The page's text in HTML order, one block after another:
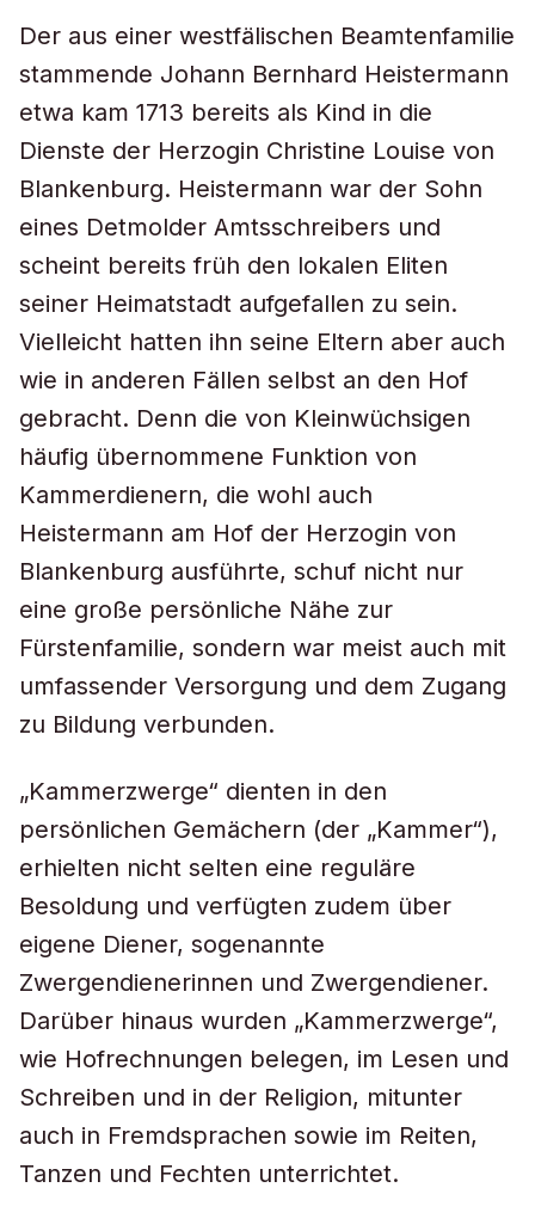
Der aus einer westfälischen Beamtenfamilie
stammende Johann Bernhard Heistermann
etwa kam 1713 bereits als Kind in die
Dienste der Herzogin Christine Louise von
Blankenburg. Heistermann war der Sohn
eines Detmolder Amtsschreibers und
scheint bereits früh den lokalen Eliten
seiner Heimatstadt aufgefallen zu sein.
Vielleicht hatten ihn seine Eltern aber auch
wie in anderen Fällen selbst an den Hof
gebracht. Denn die von Kleinwüchsigen
häufig übernommene Funktion von
Kammerdienern, die wohl auch
Heistermann am Hof der Herzogin von
Blankenburg ausführte, schuf nicht nur
eine große persönliche Nähe zur
Fürstenfamilie, sondern war meist auch mit
umfassender Versorgung und dem Zugang
zu Bildung verbunden.
„Kammerzwerge“ dienten in den
persönlichen Gemächern (der „Kammer“),
erhielten nicht selten eine reguläre
Besoldung und verfügten zudem über
eigene Diener, sogenannte
Zwergendienerinnen und Zwergendiener.
Darüber hinaus wurden „Kammerzwerge“,
wie Hofrechnungen belegen, im Lesen und
Schreiben und in der Religion, mitunter
auch in Fremdsprachen sowie im Reiten,
Tanzen und Fechten unterrichtet.